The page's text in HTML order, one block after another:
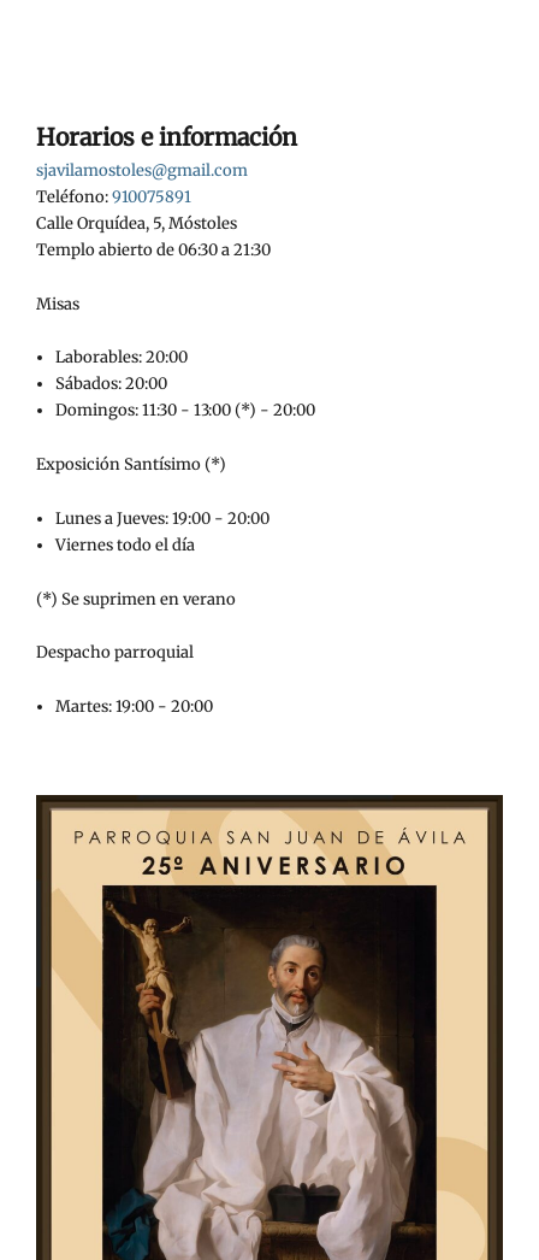
Horarios e información
sjavilamostoles@gmail.com
Teléfono:910075891
Calle Orquídea, 5, Móstoles
Templo abierto de 06:30 a 21:30
Misas
Laborables: 20:00
Sábados: 20:00
Domingos: 11:30 - 13:00 (*) - 20:00
Exposición Santísimo (*)
Lunes a Jueves: 19:00 - 20:00
Viernes todo el día
(*) Se suprimen en verano
Despacho parroquial
Martes: 19:00 - 20:00